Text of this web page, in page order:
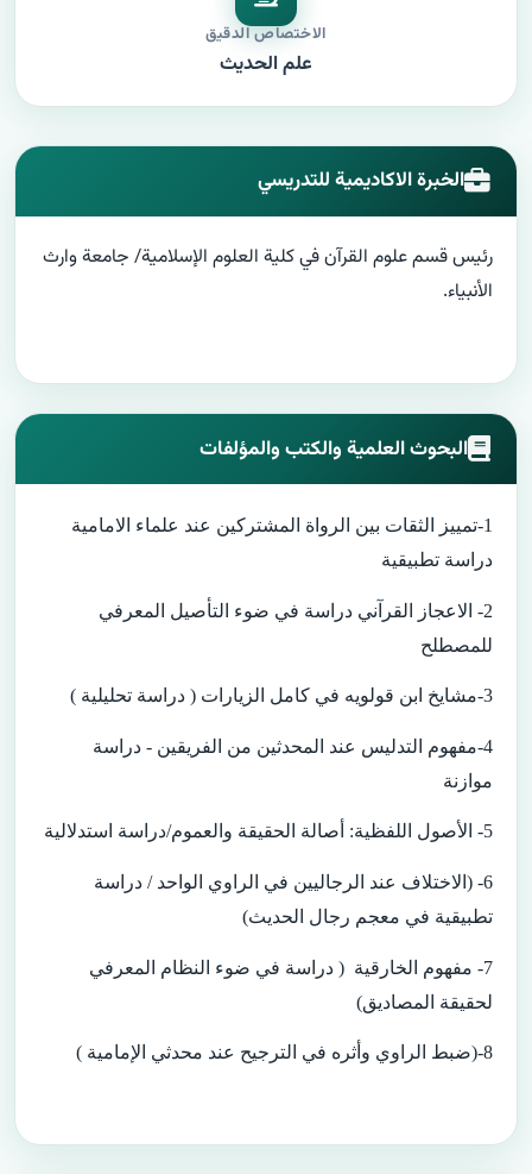
الاختصاص الدقيق
علم الحديث
الخبرة الاكاديمية للتدريسي
رئيس قسم علوم القرآن في كلية العلوم الإسلامية/ جامعة وارث
الأنبياء.
البحوث العلمية والكتب والمؤلفات
1-تمييز الثقات بين الرواة المشتركين عند علماء الامامية
دراسة تطبيقية
2- الاعجاز القرآني دراسة في ضوء التأصيل المعرفي
للمصطلح
3-مشايخ ابن قولويه في كامل الزيارات ( دراسة تحليلية )
4-مفهوم التدليس عند المحدثين من الفريقين - دراسة
موازنة
5- الأصول اللفظية: أصالة الحقيقة والعموم/دراسة استدلالية
6- (الاختلاف عند الرجاليين في الراوي الواحد / دراسة
تطبيقية في معجم رجال الحديث)
7- مفهوم الخارقية ( دراسة في ضوء النظام المعرفي
لحقيقة المصاديق)
8- (ضبط الراوي وأثره في الترجيح عند محدثي الإمامية )